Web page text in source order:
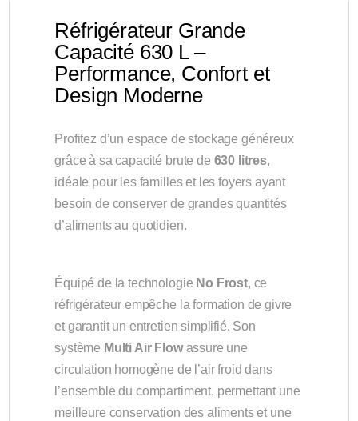
Réfrigérateur Grande
Capacité 630 L –
Performance, Confort et
Design Moderne
Profitez d’un espace de stockage généreux
grâce à sa capacité brute de 630 litres,
idéale pour les familles et les foyers ayant
besoin de conserver de grandes quantités
d’aliments au quotidien.
Équipé de la technologie No Frost, ce
réfrigérateur empêche la formation de givre
et garantit un entretien simplifié. Son
système Multi Air Flowassure une
circulation homogène de l’air froid dans
l’ensemble du compartiment, permettant une
meilleure conservation des aliments et une